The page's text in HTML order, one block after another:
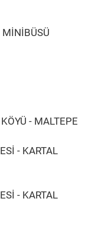
- MALTEPE
- KARTAL
- KARTAL